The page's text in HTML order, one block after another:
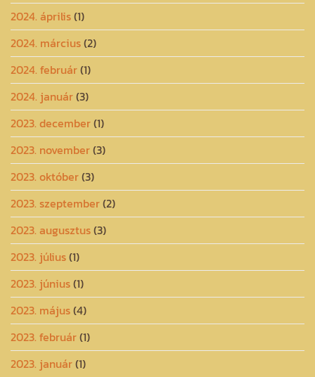
2024. április(1)
2024. március(2)
2024. február(1)
2024. január(3)
2023. december(1)
2023. november(3)
2023. október(3)
2023. szeptember(2)
2023. augusztus(3)
2023. július(1)
2023. június(1)
2023. május(4)
2023. február(1)
2023. január(1)